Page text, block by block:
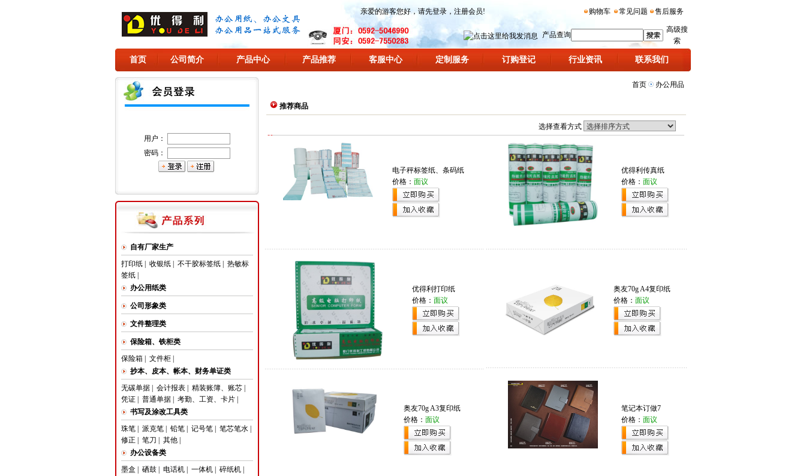
亲爱的游客您好，请先登录 ， 注册会员! 购物车 常见问题 售后服务
产品查询
高级搜
索
首页 公司简介 产品中心 产品推荐 客服中心 定制服务 订购登记 行业资讯 联系我们
用户：
密码：
自有厂家生产
打印纸| 收银纸| 不干胶标签纸| 热敏标
签纸|
办公用纸类
公司形象类
文件整理类
保险箱、铁柜类
保险箱| 文件柜|
抄本、皮本、帐本、财务单证类
无碳单据| 会计报表| 精装账簿、账芯|
凭证| 普通单据| 考勤、工资、卡片|
书写及涂改工具类
珠笔| 派克笔| 铅笔| 记号笔| 笔芯笔水|
修正
笔刀 其他|
办公设备类
墨盒
硒鼓| 电话机| 一体机| 碎纸机|
首页 办公用品
推荐商品
选择查看方式
电子秤标签纸、条码纸
价格： 面议
优得利传真纸
价格： 面议
优得利打印纸
价格： 面议
奥友70g A4复印纸
价格： 面议
奥友70g A3复印纸
价格： 面议
笔记本订做7
价格： 面议